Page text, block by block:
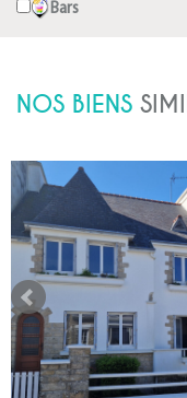
Bars
NOS BIENS